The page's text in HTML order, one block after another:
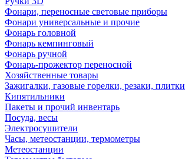
Фонари, переносные световые приборы
Фонари универсальные и прочие
Фонарь головной
Фонарь кемпинговый
Фонарь ручной
Фонарь-прожектор переносной
Хозяйственные товары
Зажигалки, газовые горелки, резаки, плитки
Кипятильники
Пакеты и прочий инвентарь
Посуда, весы
Электросушители
Часы, метеостанции, термометры
Метеостанции